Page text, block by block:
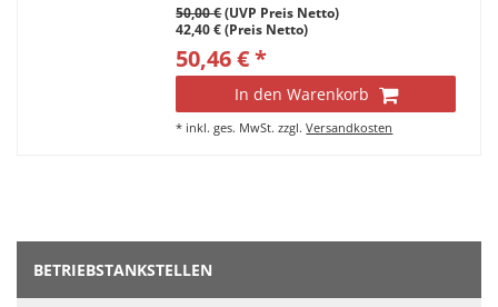
BETRIEBSTANKSTELLEN
50,00 €(UVP Preis Netto)
42,40 € (Preis Netto)
50,46 € *
In den Warenkorb
* inkl. ges. MwSt. zzgl.Versandkosten